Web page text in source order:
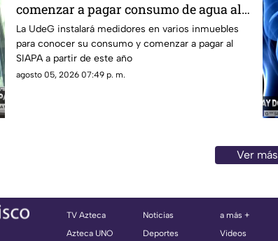
comenzar a pagar consumo de agua al
SIAPA
La UdeG instalará medidores en varios inmuebles
para conocer su consumo y comenzar a pagar al
SIAPA a partir de este año
agosto 05, 2026 07:49 p. m.
Ver más
TV Azteca
Azteca UNO
Noticias
Deportes
a más +
Videos